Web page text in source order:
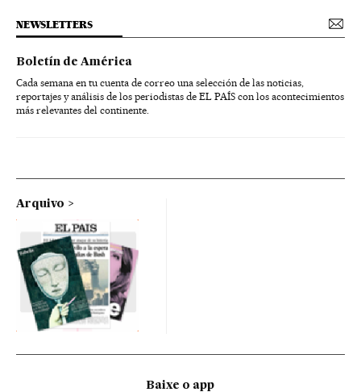
NEWSLETTERS
Boletín de América
Cada semana en tu cuenta de correo una selección de las noticias,
reportajes y análisis de los periodistas de EL PAÍS con los acontecimientos
más relevantes del continente.
Arquivo
Baixe o app